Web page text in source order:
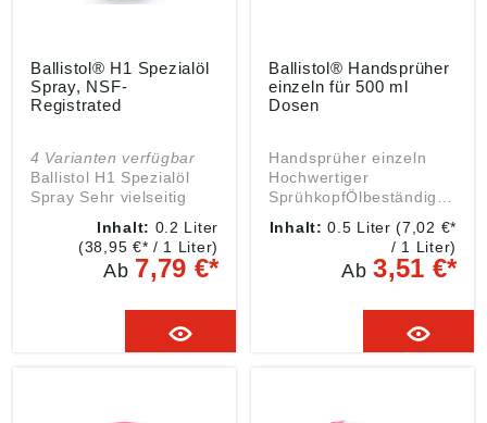
Ballistol® H1 Spezialöl
Spray, NSF-
Registrated
4 Varianten verfügbar
Ballistol H1 Spezialöl
Spray Sehr vielseitig
ist ein Lebensmittelöl
mit NSF H1-Zulassung
gemäß der US Behörde
Administration). - Vor
lebensmittelverarbeitend
Inhalt: 0.2 Liter
(38,95 €* / 1 Liter)
Ab 7,79 €*
Ballistol® Handsprüher
einzeln für 500 ml
Dosen
Handsprüher einzeln
Hochwertiger
SprühkopfÖlbeständigWi
chonendErmöglicht
anwenderfreundliches
Aufbringen von
Ballistol Universalöl,
Ballistol Animal, ProTec
...Verstellbare
Inhalt:0.5 Liter(7,02 €*
/ 1 Liter)
Ab3,51 €*